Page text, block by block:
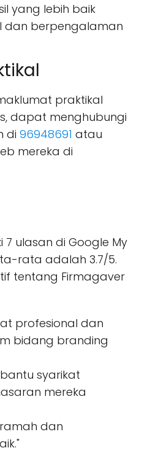
yang lebih baik
dan berpengalaman
praktikal
dapat menghubungi
di 96948691 atau
mereka di
7 ulasan di Google My
rata adalah 3.7/5.
tentang Firmagaver
profesional dan
bidang branding
syarikat
mereka
dan